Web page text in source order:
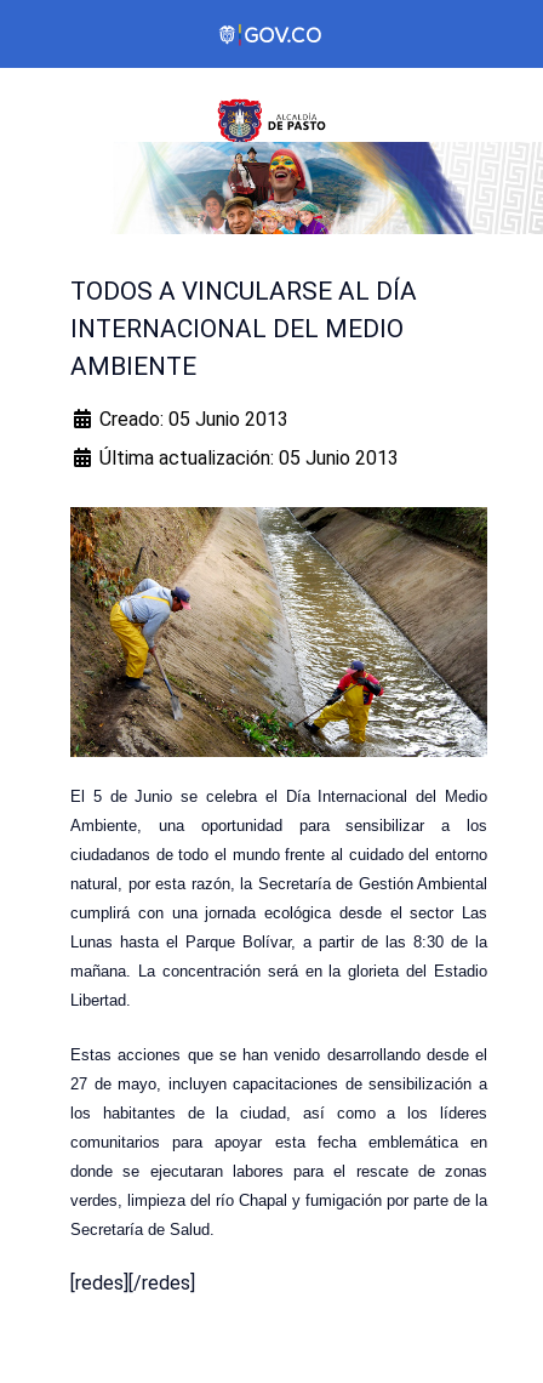
TODOS A VINCULARSE AL DÍA
INTERNACIONAL DEL MEDIO
AMBIENTE
Creado: 05 Junio 2013
Última actualización: 05 Junio 2013
El 5 de Junio se celebra el Día Internacional del Medio
Ambiente, una oportunidad para sensibilizar a los
ciudadanos de todo el mundo frente al cuidado del entorno
natural, por esta razón, la Secretaría de Gestión Ambiental
cumplirá con una jornada ecológica desde el sector Las
Lunas hasta el Parque Bolívar, a partir de las 8:30 de la
mañana. La concentración será en la glorieta del Estadio
Libertad.
Estas acciones que se han venido desarrollando desde el
27 de mayo, incluyen capacitaciones de sensibilización a
los habitantes de la ciudad, así como a los líderes
comunitarios para apoyar esta fecha emblemática en
donde se ejecutaran labores para el rescate de zonas
verdes, limpieza del río Chapal y fumigación por parte de la
Secretaría de Salud.
[redes][/redes]